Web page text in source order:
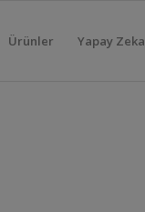
Ürünler Yapay Zeka